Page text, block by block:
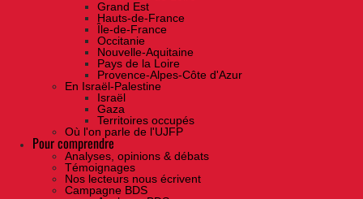
Grand Est
Hauts-de-France
Île-de-France
Occitanie
Nouvelle-Aquitaine
Pays de la Loire
Provence-Alpes-Côte d'Azur
En Israël-Palestine
Israël
Gaza
Territoires occupés
Où l'on parle de l'UJFP
Pour comprendre
Analyses, opinions & débats
Témoignages
Nos lecteurs nous écrivent
Campagne BDS